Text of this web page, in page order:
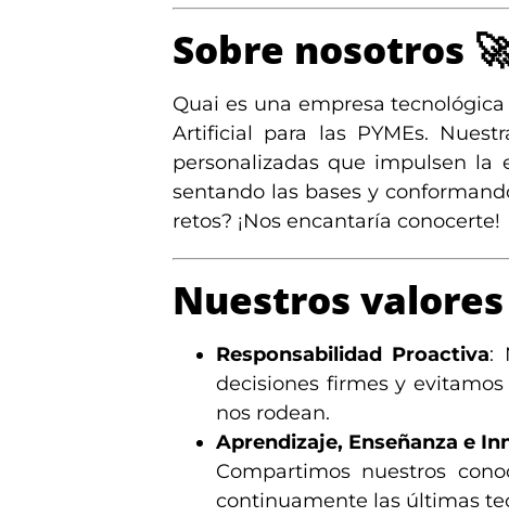
Sobre nosotros
Quai es una empresa
Artificial para las PYMEs.
personalizadas que impulsen la
sentando las bases y
retos? ¡Nos encantaría conocerte!
Nuestros valores
Responsabilidad Proactiva:
decisiones firmes y
nos rodean.
Aprendizaje, Enseñanza e
Compartimos nuestros
continuamente las últimas